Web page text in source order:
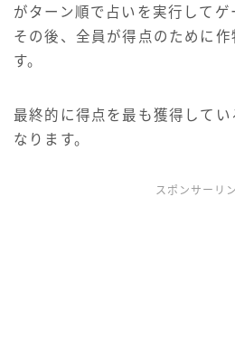
がターン順で占いを実行してゲ
その後、全員が得点のために
す。
最終的に得点を最も獲得して
なります。
スポンサーリ